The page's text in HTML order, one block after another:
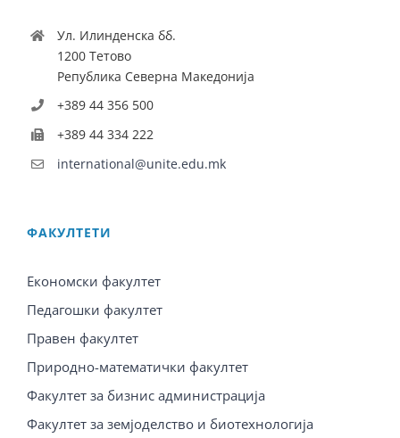
Ул. Илинденска бб.
1200 Тетово
Република Северна Македонија
+389 44 356 500
+389 44 334 222
international@unite.edu.mk
ФАКУЛТЕТИ
Економски факултет
Педагошки факултет
Правен факултет
Природно-математички факултет
Факултет за бизнис администрација
Факултет за земјоделство и биотехнологија